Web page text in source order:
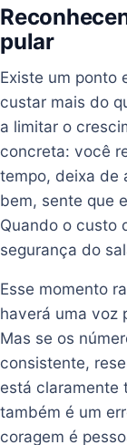
pular
Existe um ponto
custar mais do
a limitar o
concreta: você
tempo, deixa de
bem, sente que
Quando o custo
segurança do
Esse momento
haverá uma voz
Mas se os
consistente,
está claramente
também é um
coragem é